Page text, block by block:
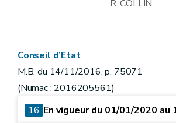
R. COLLIN
Conseil d’Etat
M.B. du 14/11/2016, p. 75071
(Numac : 2016205561)
16 En vigueur du 01/01/2020 au